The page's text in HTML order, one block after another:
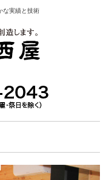
な実績と技術